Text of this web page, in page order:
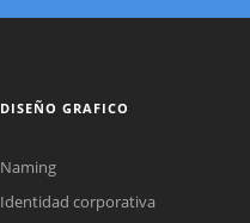
DISEÑO GRAFICO
Naming
Identidad corporativa